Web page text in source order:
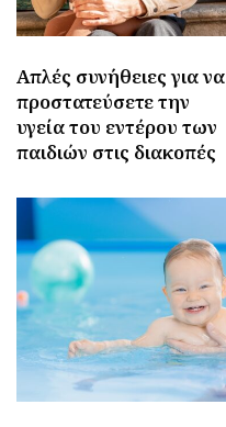
Απλές συνήθειες για να
προστατεύσετε την
υγεία του εντέρου των
παιδιών στις διακοπές